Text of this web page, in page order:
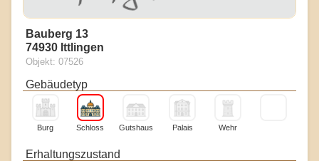
Bauberg 13
74930 Ittlingen
Objekt: 07526
Gebäudetyp
Burg Schloss Gutshaus Palais Wehr
Erhaltungszustand